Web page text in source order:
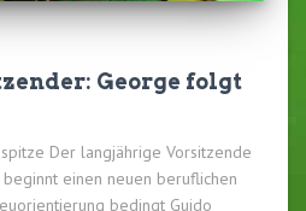
George folgt
Der langjährige Vorsitzende
einen neuen beruflichen
bedingt Guido